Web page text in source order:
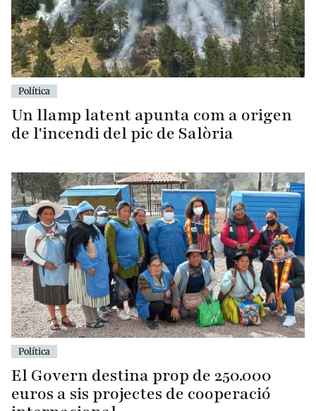
Política
Un llamp latent apunta com a origen
de l'incendi del pic de Salòria
Política
El Govern destina prop de 250.000
euros a sis projectes de cooperació